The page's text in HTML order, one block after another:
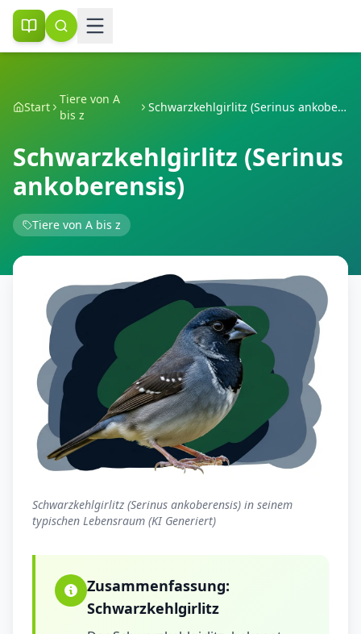
Start
Tiere von A
bis z
Schwarzkehlgirlitz (Serinus ankoberensis)
Schwarzkehlgirlitz (Serinus
ankoberensis)
Tiere von A bis z
Schwarzkehlgirlitz (Serinus ankoberensis) in seinem
typischen Lebensraum (KI Generiert)
Zusammenfassung:
Schwarzkehlgirlitz